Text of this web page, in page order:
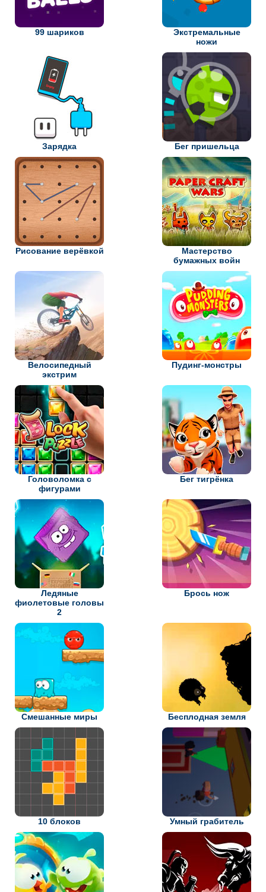
99 шариков
Экстремальные
ножи
Зарядка Бег пришельца
Рисование верёвкой
Мастерство
бумажных войн
Велосипедный
экстрим
Пудинг-монстры
Головоломка с
фигурами
Бег тигрёнка
Ледяные
фиолетовые головы
2
Брось нож
Смешанные миры Бесплодная земля
10 блоков Умный грабитель